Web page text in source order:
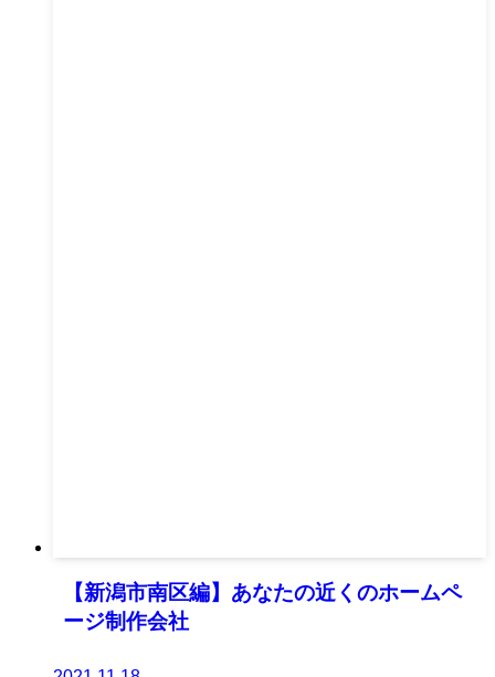
【新潟市南区編】あなたの近くのホームペ
ージ制作会社